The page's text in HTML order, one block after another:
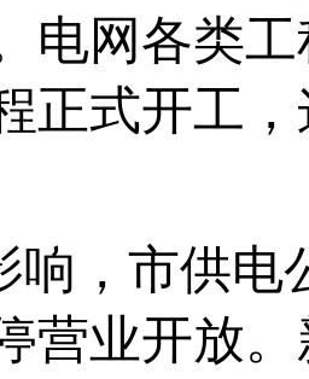
电网各类
正式开工
响，市供电
营业开放